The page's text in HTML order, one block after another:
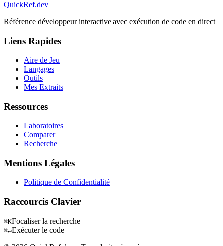
QuickRef.dev
Référence développeur interactive avec exécution de code en direct
Liens Rapides
Aire de Jeu
Langages
Outils
Mes Extraits
Ressources
Laboratoires
Comparer
Recherche
Mentions Légales
Politique de Confidentialité
Raccourcis Clavier
⌘KFocaliser la recherche
⌘↵Exécuter le code